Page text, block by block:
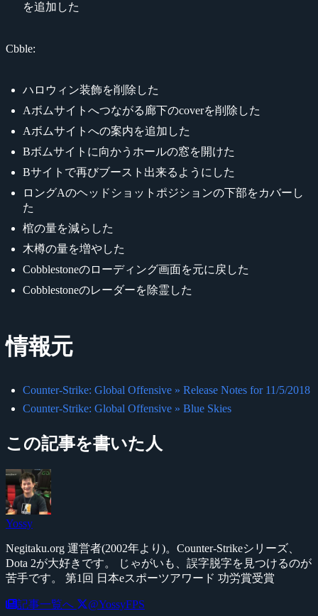
を追加した
Cbble:
ハロウィン装飾を削除した
Aボムサイトへつながる廊下のcoverを削除した
Aボムサイトへの案内を追加した
Bボムサイトに向かうホールの窓を開けた
Bサイトで再びブースト出来るようにした
ロングAのヘッドショットポジションの下部をカバーし
た
棺の量を減らした
木樽の量を増やした
Cobblestoneのローディング画面を元に戻した
Cobblestoneのレーダーを除霊した
情報元
Counter-Strike: Global Offensive » Release Notes for 11/5/2018
Counter-Strike: Global Offensive » Blue Skies
この記事を書いた人
Yossy
Negitaku.org 運営者(2002年より)。Counter-Strikeシリーズ、
Dota 2が大好きです。 じゃがいも、誤字脱字を見つけるのが
苦手です。 第1回 日本eスポーツアワード 功労賞受賞
記事一覧へ @YossyFPS